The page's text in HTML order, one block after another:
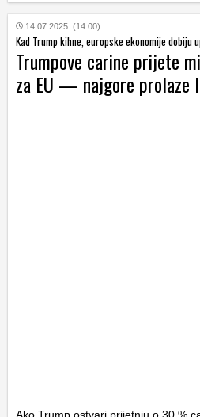
14.07.2025. (14:00)
Kad Trump kihne, europske ekonomije dobiju
Trumpove carine prijete
za EU — najgore prolaze